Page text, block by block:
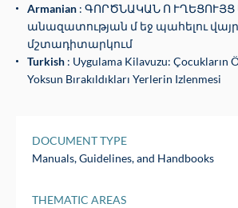
DOCUMENT TYPE
Manuals, Guidelines, and Handbooks
THEMATIC AREAS
Armanian : ԳՈՐԾՆԱԿԱՆ Ո
անազատության մ եջ պահելու
մշտադիտարկում
Turkish : Uygulama Kilavuzu: Çocukların
Yoksun Bırakıldıkları Yerlerin Izlenmesi